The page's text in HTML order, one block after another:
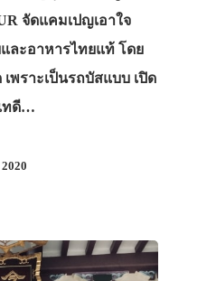
จัดแคมเปญเอาใจ
ละอาหารไทยแท้ โดย
พราะเป็นรถบัสแบบ เปิด
ทดี…